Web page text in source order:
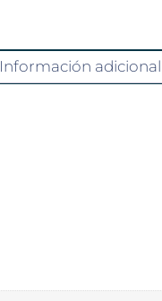
Información adicional